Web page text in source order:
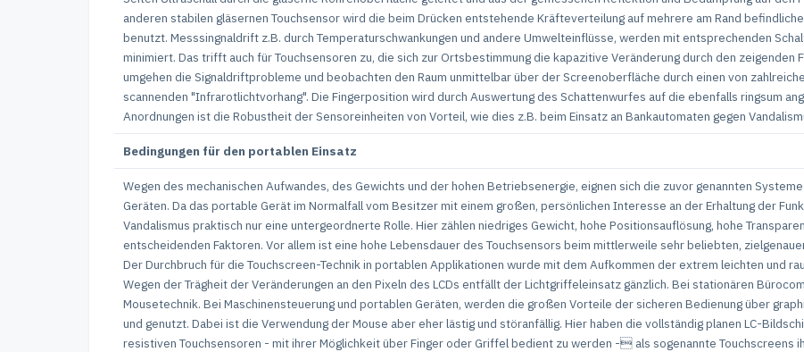
anderen stabilen gläsernen Touchsensor wird die beim Drücken entstehende Kräfteverteilung auf mehrere am Rand
benutzt. Messsingnaldrift z.B. durch Temperaturschwankungen und andere Umwelteinflüsse, werden mit entsprechenden
minimiert. Das trifft auch für Touchsensoren zu, die sich zur Ortsbestimmung die kapazitive Veränderung durch den zeigenden
umgehen die Signaldriftprobleme und beobachten den Raum unmittelbar über der Screenoberfläche durch einen von
scannenden "Infrarotlichtvorhang". Die Fingerposition wird durch Auswertung des Schattenwurfes auf die ebenfalls ringsum
Anordnungen ist die Robustheit der Sensoreinheiten von Vorteil, wie dies z.B. beim Einsatz an Bankautomaten gegen
Bedingungen für den portablen Einsatz
Wegen des mechanischen Aufwandes, des Gewichts und der hohen Betriebsenergie, eignen sich die zuvor genannten
Geräten. Da das portable Gerät im Normalfall vom Besitzer mit einem großen, persönlichen Interesse an der Erhaltung der
Vandalismus praktisch nur eine untergeordnerte Rolle. Hier zählen niedriges Gewicht, hohe Positionsauflösung, hohe
entscheidenden Faktoren. Vor allem ist eine hohe Lebensdauer des Touchsensors beim mittlerweile sehr beliebten,
Der Durchbruch für die Touchscreen-Technik in portablen Applikationen wurde mit dem Aufkommen der extrem leichten und
Wegen der Trägheit der Veränderungen an den Pixeln des LCDs entfällt der Lichtgriffeleinsatz gänzlich. Bei stationären
Mousetechnik. Bei Maschinensteuerung und portablen Geräten, werden die großen Vorteile der sicheren Bedienung über
und genutzt. Dabei ist die Verwendung der Mouse aber eher lästig und störanfällig. Hier haben die vollständig planen LC-
resistiven Touchsensoren - mit ihrer Möglichkeit über Finger oder Griffel bedient zu werden - als sogenannte Touchscreens